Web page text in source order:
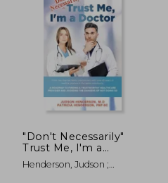
50%
dcto.
"Don't Necessarily"
Trust Me, I'm a
Doctor: A Roadmap
to finding a
Henderson, Judson ;